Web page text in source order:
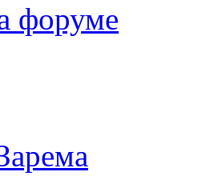
форуме